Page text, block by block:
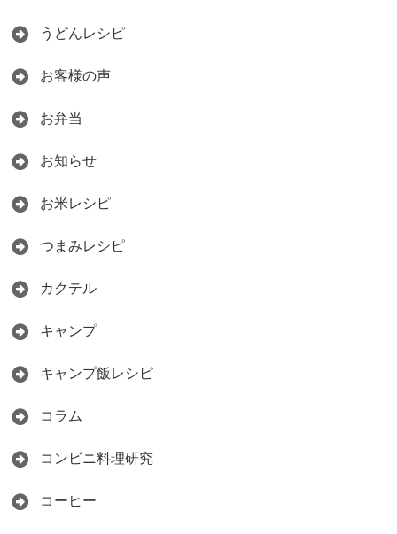
うどんレシピ
お客様の声
お弁当
お知らせ
お米レシピ
つまみレシピ
カクテル
キャンプ
キャンプ飯レシピ
コラム
コンビニ料理研究
コーヒー